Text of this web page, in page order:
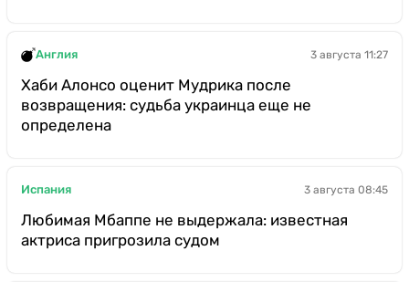
Англия 3 августа 11:27
Хаби Алонсо оценит Мудрика после
возвращения: судьба украинца еще не
определена
Испания 3 августа 08:45
Любимая Мбаппе не выдержала: известная
актриса пригрозила судом